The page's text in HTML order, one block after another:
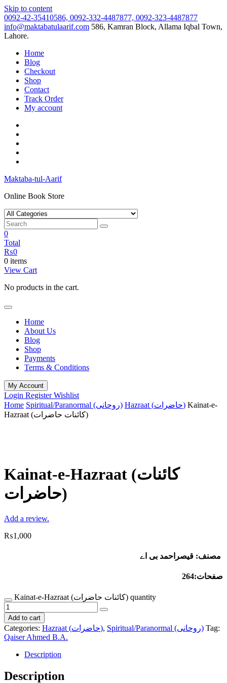
Skip to content
0092-42-35410586, 0092-332-4487877, 0092-323-4487877
info@maktabatulaarif.com 586, Kamran Block, Allama Iqbal Town,
Lahore.
Home
Blog
Checkout
Shop
Contact
Track Order
My account
Maktaba-tul-Aarif
Online Book Store
0
Total
₨0
0 items
View Cart
No products in the cart.
Home
About Us
Blog
Shop
Payments
Terms & Conditions
My Account
Login RegisterWishlist
Home
Spiritual/Paranormal (روحانی) Hazraat (حاضرات) Kainat-e-
Hazraat (کائنات حاضرات)
Kainat-e-Hazraat (کائنات
حاضرات)
Add a review.
₨1,000
صفحات:264
Kainat-e-Hazraat (کائنات حاضرات) quantity
Add to cart
Categories: Hazraat (حاضرات), Spiritual/Paranormal (روحانی) Tag:
Qaiser Ahmed B.A.
Description
Description